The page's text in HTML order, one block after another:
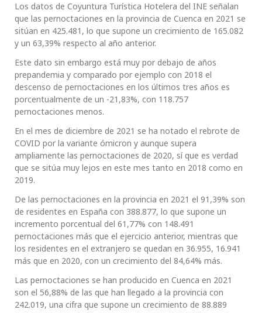
Los datos de Coyuntura Turística Hotelera del INE señalan
que las pernoctaciones en la provincia de Cuenca en 2021 se
sitúan en 425.481, lo que supone un crecimiento de 165.082
y un 63,39% respecto al año anterior.
Este dato sin embargo está muy por debajo de años
prepandemia y comparado por ejemplo con 2018 el
descenso de pernoctaciones en los últimos tres años es
porcentualmente de un -21,83%, con 118.757
pernoctaciones menos.
En el mes de diciembre de 2021 se ha notado el rebrote de
COVID por la variante ómicron y aunque supera
ampliamente las pernoctaciones de 2020, sí que es verdad
que se sitúa muy lejos en este mes tanto en 2018 como en
2019.
De las pernoctaciones en la provincia en 2021 el 91,39% son
de residentes en España con 388.877, lo que supone un
incremento porcentual del 61,77% con 148.491
pernoctaciones más que el ejercicio anterior, mientras que
los residentes en el extranjero se quedan en 36.955, 16.941
más que en 2020, con un crecimiento del 84,64% más.
Las pernoctaciones se han producido en Cuenca en 2021
son el 56,88% de las que han llegado a la provincia con
242.019, una cifra que supone un crecimiento de 88.889